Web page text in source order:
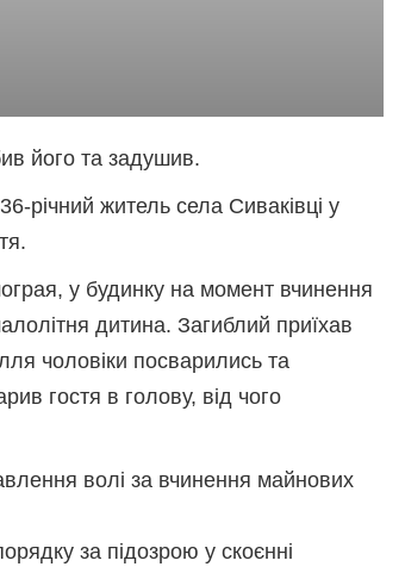
його та задушив.
річний житель села Сиваківці у
у будинку на момент вчинення
дитина. Загиблий приїхав
чоловіки посварились та
гостя в голову, від чого
волі за вчинення майнових
за підозрою у скоєнні